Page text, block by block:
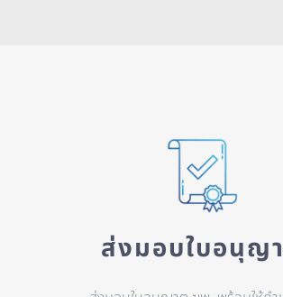
ส่งมอบใบอนุญ